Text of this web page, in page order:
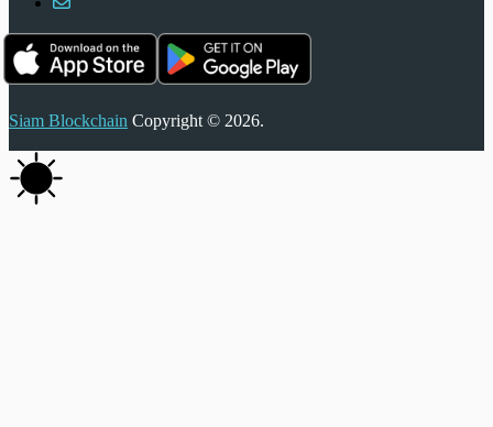
Siam Blockchain Copyright © 2026.